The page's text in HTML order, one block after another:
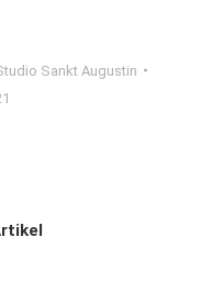
Sankt Augustin